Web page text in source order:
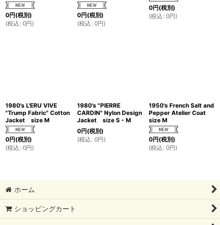
0円(税別)
(税込 : 0円)
0円(税別)
(税込 : 0円)
0円(税別)
(税込 : 0円)
1980's L'ERU VIVE
"Trump Fabric" Cotton
Jacket size M
0円(税別)
(税込 : 0円)
1980's "PIERRE
CARDIN" Nylon Design
Jacket size S - M
0円(税別)
(税込 : 0円)
1950's French Salt and
Pepper Atelier Coat
size M
0円(税別)
(税込 : 0円)
ホーム
ショッピングカート